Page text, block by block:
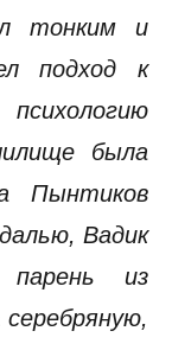
тонким и
подход к
была
Пынтиков
Вадик
из